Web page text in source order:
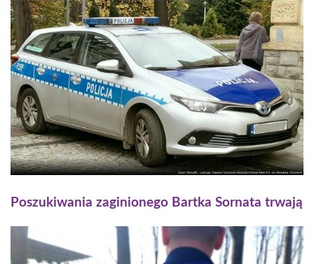
Poszukiwania zaginionego Bartka Sornata trwają